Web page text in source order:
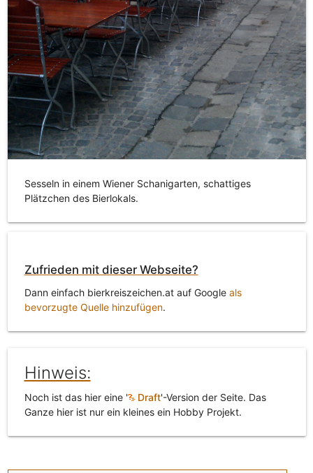
Sesseln in einem Wiener Schanigarten, schattiges
Plätzchen des Bierlokals.
Zufrieden mit dieser Webseite?
Dann einfach bierkreiszeichen.at auf Google als
bevorzugte Quelle hinzufügen.
Hinweis:
Noch ist das hier eine ' Draft'-Version der Seite. Das
Ganze hier ist nur ein kleines ein Hobby Projekt.